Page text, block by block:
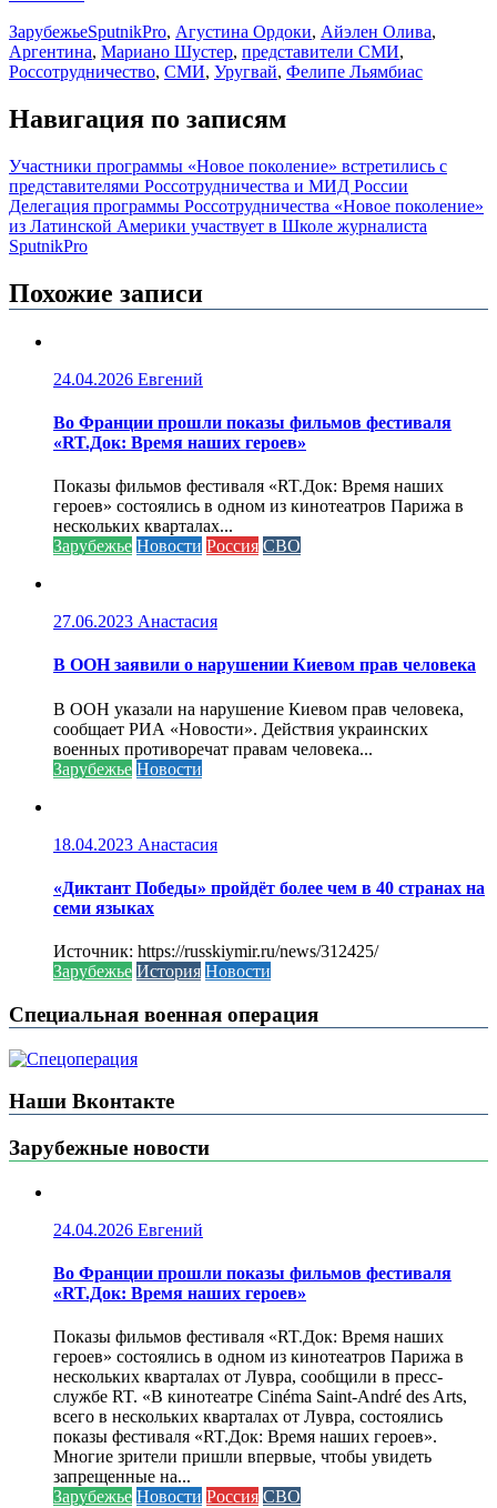
ЗарубежьеSputnikPro, Агустина Ордоки, Айэлен Олива,
Аргентина, Мариано Шустер, представители СМИ,
Россотрудничество, СМИ, Уругвай, Фелипе Льямбиас
Навигация по записям
Участники программы «Новое поколение» встретились с
представителями Россотрудничества и МИД России
Делегация программы Россотрудничества «Новое поколение»
из Латинской Америки участвует в Школе журналиста
SputnikPro
Похожие записи
24.04.2026 Евгений
Во Франции прошли показы фильмов фестиваля
«RT.Док: Время наших героев»
Показы фильмов фестиваля «RT.Док: Время наших
героев» состоялись в одном из кинотеатров Парижа в
нескольких кварталах...
Зарубежье Новости Россия СВО
27.06.2023 Анастасия
В ООН заявили о нарушении Киевом прав человека
В ООН указали на нарушение Киевом прав человека,
сообщает РИА «Новости». Действия украинских
военных противоречат правам человека...
Зарубежье Новости
18.04.2023 Анастасия
«Диктант Победы» пройдёт более чем в 40 странах на
семи языках
Источник: https://russkiymir.ru/news/312425/
Зарубежье История Новости
Специальная военная операция
Наши Вконтакте
Зарубежные новости
24.04.2026 Евгений
Во Франции прошли показы фильмов фестиваля
«RT.Док: Время наших героев»
Показы фильмов фестиваля «RT.Док: Время наших
героев» состоялись в одном из кинотеатров Парижа в
нескольких кварталах от Лувра, сообщили в пресс-
службе RT. «В кинотеатре Cinéma Saint-André des Arts,
всего в нескольких кварталах от Лувра, состоялись
показы фестиваля «RT.Док: Время наших героев».
Многие зрители пришли впервые, чтобы увидеть
запрещенные на...
Зарубежье Новости Россия СВО